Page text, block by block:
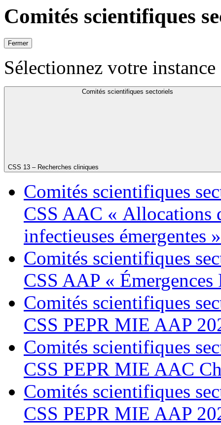
Comités scientifiques
Fermer
Sélectionnez votre instance
Comités scientifiques sectoriels
CSS 13 – Recherches cliniques
Comités scientifiques
CSS AAC « Allocations
infectieuses émergentes
Comités scientifiques
CSS AAP «
Comités scientifiques
CSS PEPR MIE AAP
Comités scientifiques
CSS PEPR MIE AAC
Comités scientifiques
CSS PEPR MIE AAP